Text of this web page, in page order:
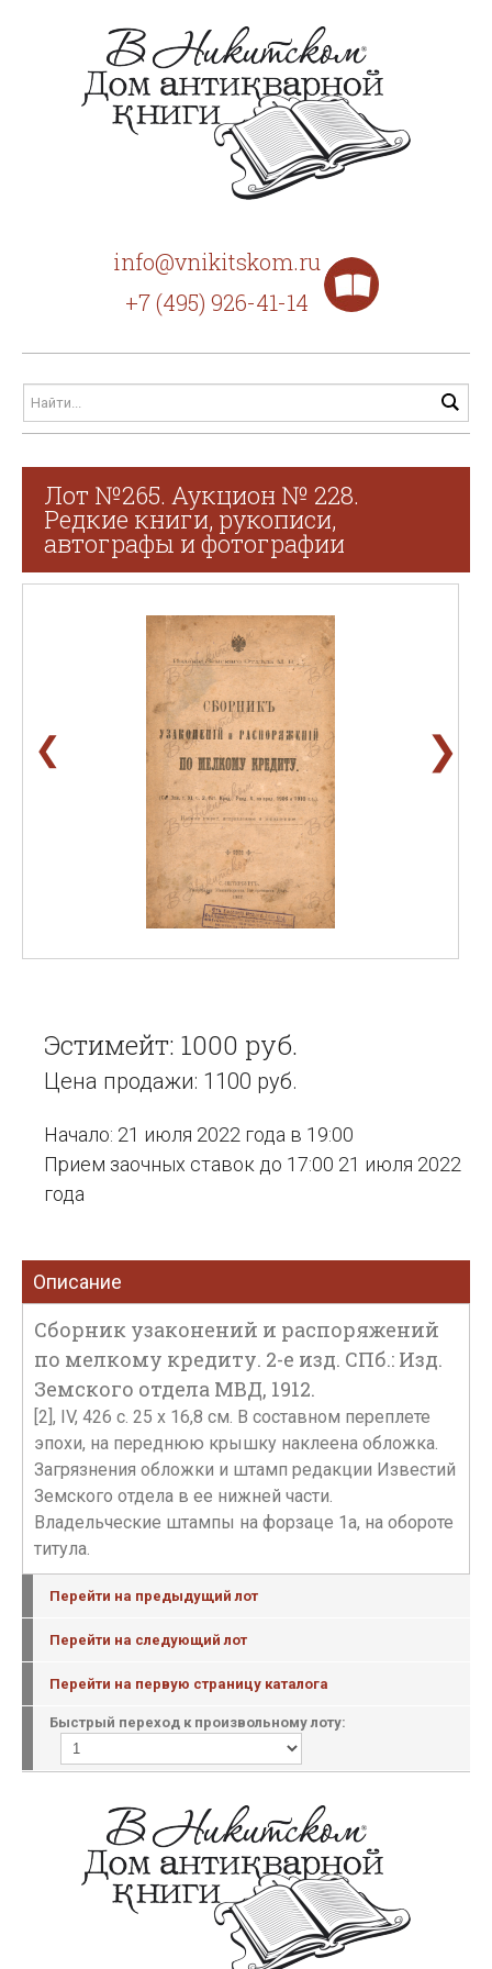
info@vnikitskom.ru
+7 (495) 926-41-14
Лот №265. Аукцион № 228.
Редкие книги, рукописи,
автографы и фотографии
❮ ❯
Эстимейт: 1000 руб.
Цена продажи: 1100 руб.
Начало: 21 июля 2022 года в 19:00
Прием заочных ставок до 17:00 21 июля 2022
года
Описание
Сборник узаконений и распоряжений
по мелкому кредиту. 2-е изд. СПб.: Изд.
Земского отдела МВД, 1912.
[2], IV, 426 с. 25 х 16,8 см. В составном переплете
эпохи, на переднюю крышку наклеена обложка.
Загрязнения обложки и штамп редакции Известий
Земского отдела в ее нижней части.
Владельческие штампы на форзаце 1а, на обороте
титула.
Перейти на предыдущий лот
Перейти на следующий лот
Перейти на первую страницу каталога
Быстрый переход к произвольному лоту: